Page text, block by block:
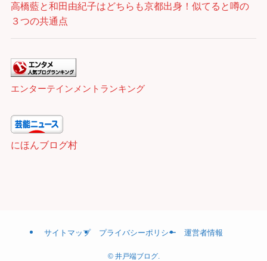
高橋藍と和田由紀子はどちらも京都出身！似てると噂の
３つの共通点
エンターテインメントランキング
にほんブログ村
サイトマップ プライバシーポリシー 運営者情報
©井戸端ブログ.